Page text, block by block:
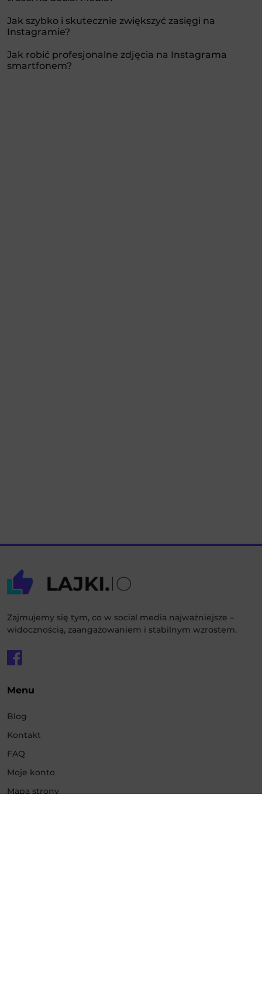
Jak szybko i skutecznie zwiększyć zasięgi na
Instagramie?
Jak robić profesjonalne zdjęcia na Instagrama
smartfonem?
Zajmujemy się tym, co w social media najważniejsze –
widocznością, zaangażowaniem i stabilnym wzrostem.
Menu
Blog
Kontakt
FAQ
Moje konto
Mapa strony